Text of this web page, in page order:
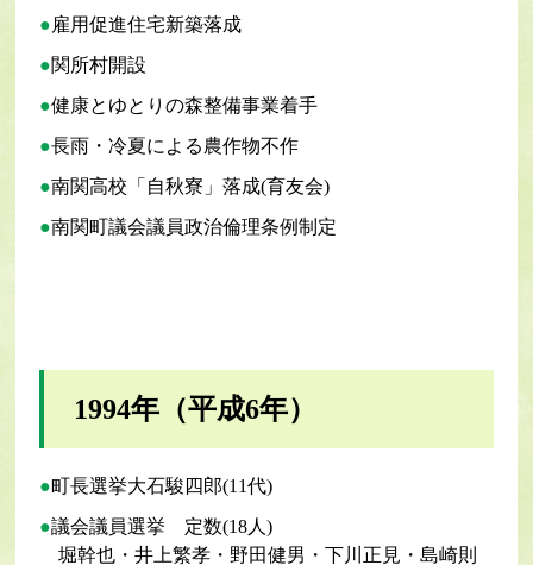
雇用促進住宅新築落成
関所村開設
健康とゆとりの森整備事業着手
長雨・冷夏による農作物不作
南関高校「自秋寮」落成(育友会)
南関町議会議員政治倫理条例制定
1994年（平成6年）
町長選挙大石駿四郎(11代)
議会議員選挙 定数(18人)
堀幹也・井上繁孝・野田健男・下川正見・島崎則